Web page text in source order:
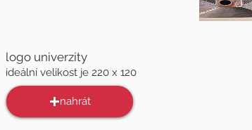
logo univerzity
ideální velikost je 220 x 120
nahrát